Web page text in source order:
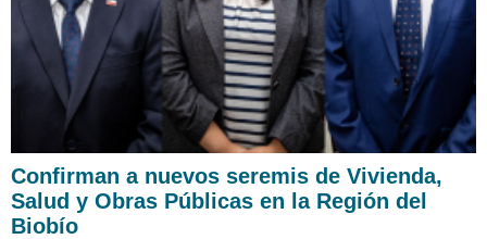
Confirman a nuevos seremis de Vivienda,
Salud y Obras Públicas en la Región del
Biobío